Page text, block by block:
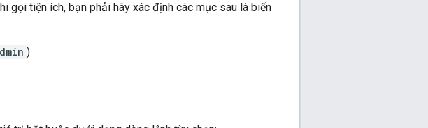
gọi tiện ích, bạn phải hãy xác định các mục sau là biến
)